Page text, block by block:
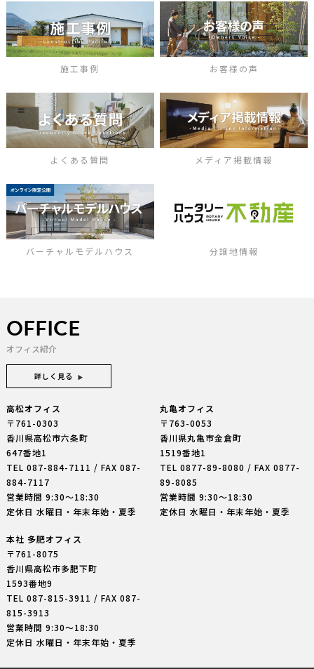
施工事例 お客様の声
よくある質問 メディア掲載情報
バーチャルモデルハウス 分譲地情報
OFFICE
オフィス紹介
詳しく見る
高松オフィス
〒761-0303
香川県高松市六条町
647番地1
TEL 087-884-7111 / FAX 087-
884-7117
営業時間 9:30〜18:30
定休日 水曜日・年末年始・夏季
丸亀オフィス
〒763-0053
香川県丸亀市金倉町
1519番地1
TEL0877-89-8080 / FAX 0877-
89-8085
営業時間 9:30〜18:30
定休日 水曜日・年末年始・夏季
本社 多肥オフィス
〒761-8075
香川県高松市多肥下町
1593番地9
TEL 087-815-3911 / FAX 087-
815-3913
営業時間 9:30〜18:30
定休日 水曜日・年末年始・夏季